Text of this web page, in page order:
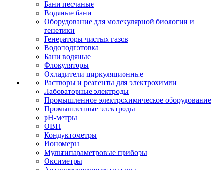
Бани песчаные
Водяные бани
Оборудование для молекулярной биологии и
генетики
Генераторы чистых газов
Водоподготовка
Бани водяные
Флокуляторы
Охладители циркуляционные
Растворы и реагенты для электрохимии
Лабораторные электроды
Промышленное электрохимическое оборудование
Промышленные электроды
pH-метры
ОВП
Кондуктометры
Иономеры
Мультипараметровые приборы
Оксиметры